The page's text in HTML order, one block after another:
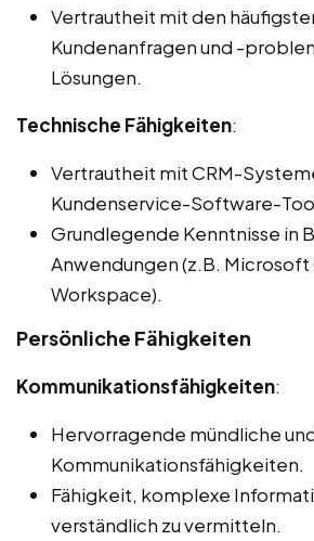
Vertrautheit mit den
Kundenanfragen und -
Lösungen.
Technische Fähigkeiten:
Vertrautheit mit CRM-
Kundenservice-Software-
Grundlegende Kenntnisse in
Anwendungen (z.B.
Workspace).
Persönliche Fähigkeiten
Kommunikationsfähigkeiten:
Hervorragende mündliche
Kommunikationsfähigkeiten.
Fähigkeit, komplexe
verständlich zu vermitteln.